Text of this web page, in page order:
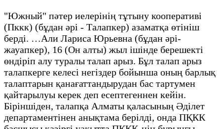
"Южный" пәтер иелерінің тұтыну кооперативі
(Пккк) (бұдан әрі - Талапкер) азаматқа өтініш
берді. …Али Лариса Юрьевна (бұдан әрі-
жауапкер), 16 (Он алты) жыл ішінде берешекті
өндіріп алу туралы талап арыз. Бұл талап арыз
талапкерге келесі негіздер бойынша оның барлық
талаптарын қанағаттандырудан бас тартумен
қайтарылуы керек деп есептегеннен кейін.
Біріншіден, талапқа Алматы қаласының Әділет
департаментінен анықтама берілді, онда ПҚКК